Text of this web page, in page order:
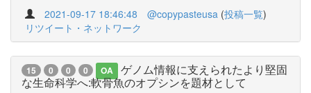
2021-09-17 18:46:48 @copypasteusa (投稿一覧)
リツイート・ネットワーク
15 0 0 0 OA
ゲノム情報に支えられたより堅固
な生命科学へ:軟骨魚のオプシンを題材として